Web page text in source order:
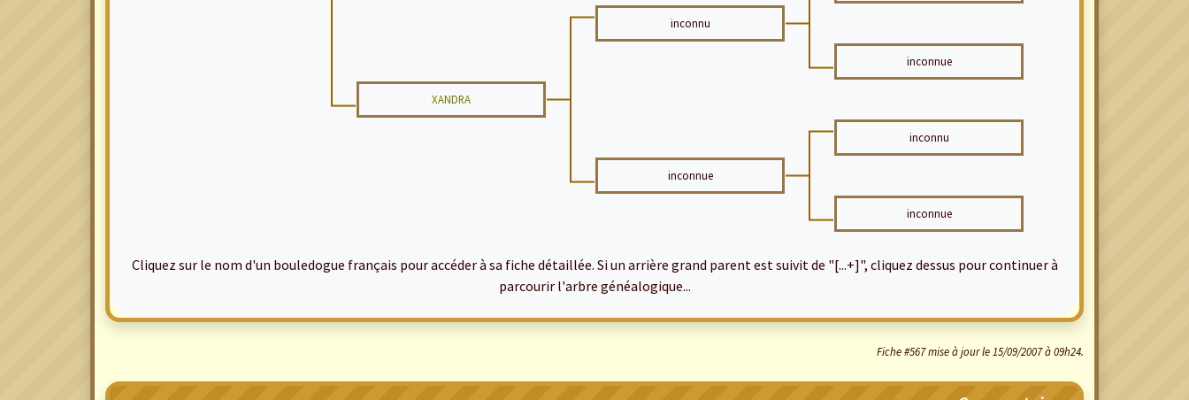
inconnu
inconnue
XANDRA
inconnu
inconnue
inconnue
Cliquez sur le nom d'un bouledogue français pour accéder à sa fiche détaillée. Si un arrière grand parent est suivit de "[...+]", cliquez dessus pour continuer à
parcourir l'arbre généalogique...
Fiche #567 mise à jour le 15/09/2007 à 09h24.